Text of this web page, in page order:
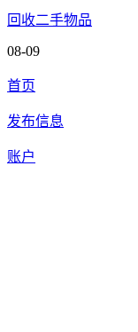
回收二手物品
08-09
首页
发布信息
账户